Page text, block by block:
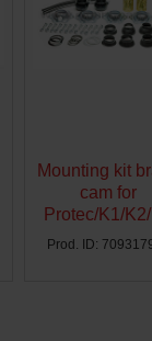
Mounting kit
cam for
Protec/K1/
Ø300 -
Prod. ID: